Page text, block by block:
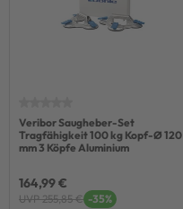
Veribor Saugheber-Set
Tragfähigkeit 100 kg Kopf-Ø 120
mm 3 Köpfe Aluminium
164,99 €
UVP 255,85 € -35%